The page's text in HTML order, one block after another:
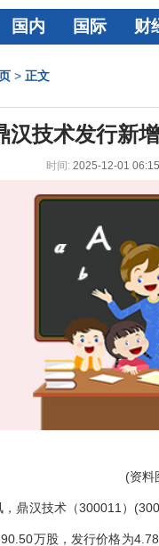
国内 国际 财
> 正文
汉技术发行新
时间: 2025-12-01
(资料
鼎汉技术（300011）
万股，发行价格为